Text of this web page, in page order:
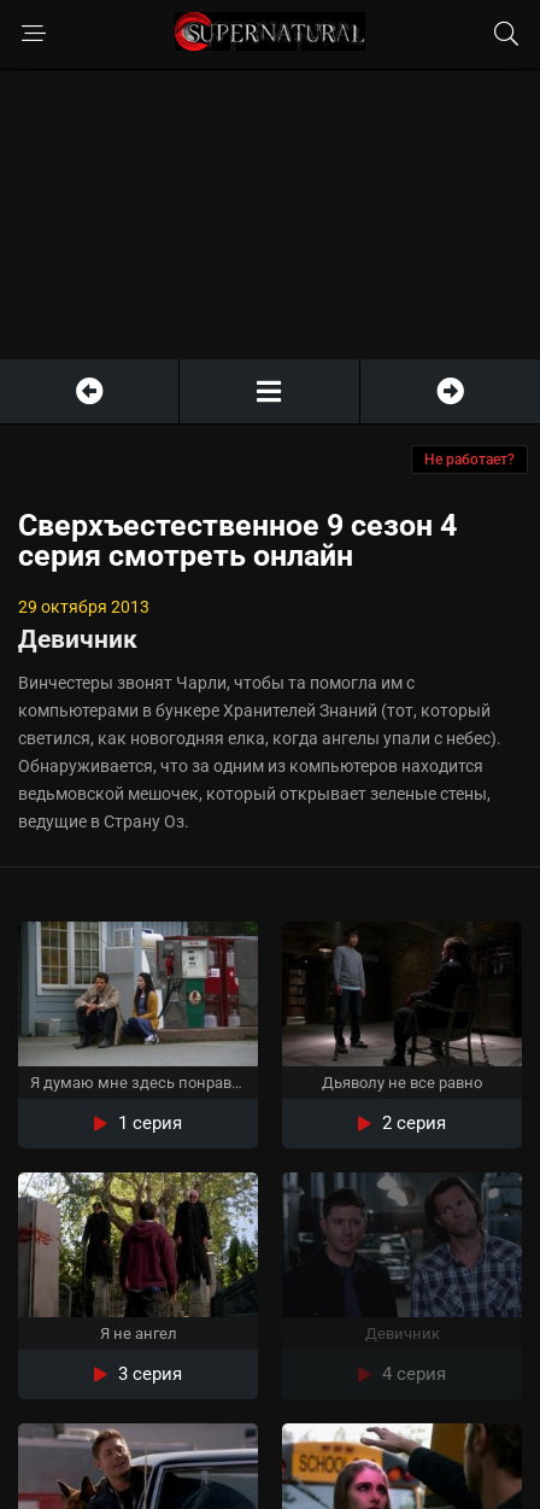
Не работает?
Сверхъестественное 9 сезон 4
серия смотреть онлайн
29 октября 2013
Девичник
Винчестеры звонят Чарли, чтобы та помогла им с
компьютерами в бункере Хранителей Знаний (тот, который
светился, как новогодняя елка, когда ангелы упали с небес).
Обнаруживается, что за одним из компьютеров находится
ведьмовской мешочек, который открывает зеленые стены,
ведущие в Страну Оз.
Я думаю мне здесь понравится
1 серия
Дьяволу не все равно
2 серия
Я не ангел
3 серия
Девичник
4 серия